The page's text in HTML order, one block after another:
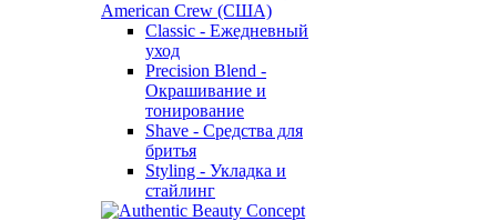
American Crew (США)
Classic - Ежедневный
уход
Precision Blend -
Окрашивание и
тонирование
Shave - Средства для
бритья
Styling - Укладка и
стайлинг